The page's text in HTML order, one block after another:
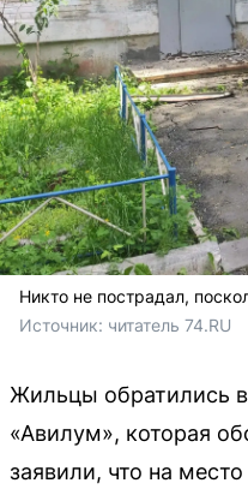
Никто не пострадал,
Источник: читатель 74.RU
Жильцы обратились
«Авилум», которая
заявили, что на